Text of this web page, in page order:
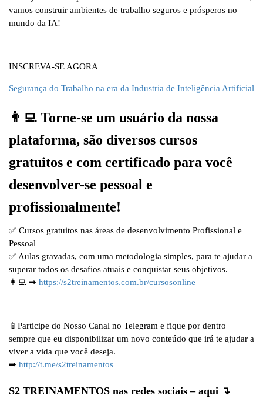
vamos construir ambientes de trabalho seguros e prósperos no
mundo da IA!
INSCREVA-SE AGORA
Segurança do Trabalho na era da Industria de Inteligência Artificial
👨‍💻 Torne-se um usuário da nossa
plataforma, são diversos cursos
gratuitos e com certificado para você
desenvolver-se pessoal e
profissionalmente!
✅ Cursos gratuitos nas áreas de desenvolvimento Profissional e
Pessoal
✅ Aulas gravadas, com uma metodologia simples, para te ajudar a
superar todos os desafios atuais e conquistar seus objetivos.
👩‍💻 ➡ https://s2treinamentos.com.br/cursosonline
📱Participe do Nosso Canal no Telegram e fique por dentro
sempre que eu disponibilizar um novo conteúdo que irá te ajudar a
viver a vida que você deseja.
➡ http://t.me/s2treinamentos
S2 TREINAMENTOS nas redes sociais – aqui ↴